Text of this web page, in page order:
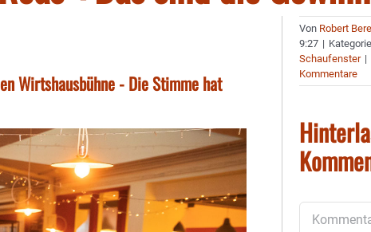
Wirtshausbühne - Die Stimme hat
Von Robert
9:27 |
Schaufenster |
Kommentare